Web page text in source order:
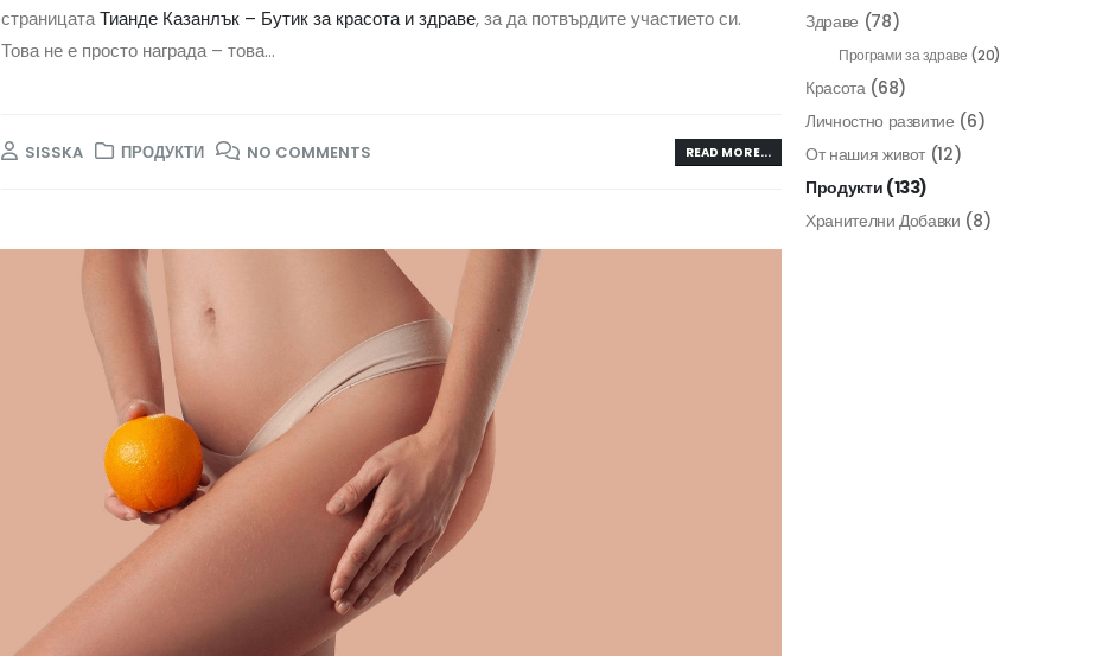
страницатаТианде Казанлък – Бутик за красота и здраве, за да потвърдите участието си.
Това не е просто награда – това...
SISSKA ПРОДУКТИ NO COMMENTS READ MORE...
Здраве (78)
Програми за здраве (20)
Красота(68)
Личностно развитие (6)
От нашия живот (12)
Продукти (133)
Хранителни Добавки (8)